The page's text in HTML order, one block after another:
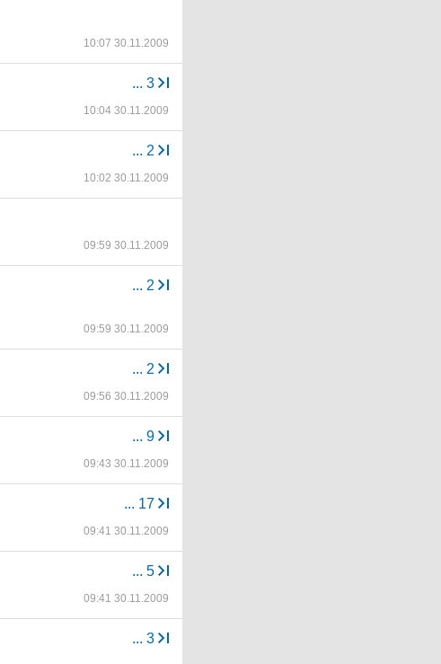
10:07 30.11.2009
... 3
10:04 30.11.2009
... 2
10:02 30.11.2009
09:59 30.11.2009
... 2
09:59 30.11.2009
... 2
09:56 30.11.2009
... 9
09:43 30.11.2009
... 17
09:41 30.11.2009
... 5
09:41 30.11.2009
... 3